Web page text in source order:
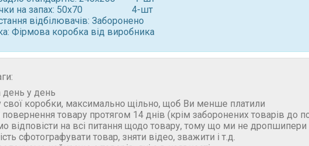
на запах: 50x70 4-шт ⠀
відбілювачів: Заборонено
Фірмова коробка від виробника
день у день
свої коробки, максимально щільно, щоб Ви менше платили
повернення товару протягом 14 днів (крім заборонених товарів до
відповісти на всі питання щодо товару, тому що ми не дропшипери
сфотографувати товар, зняти відео, зважити і т.д.